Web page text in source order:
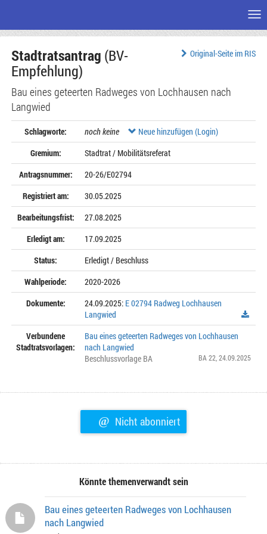
Seiteninhalt
Original-Seite im RIS
Stadtratsantrag (BV-
Empfehlung)
Bau eines geteerten Radweges von Lochhausen nach
Langwied
Schlagworte: noch keine
Neue hinzufügen (Login)
Gremium:
Stadtrat / Mobilitätsreferat
Antragsnummer:
20-26/E02794
Registriert am:
30.05.2025
Bearbeitungsfrist:
27.08.2025
Erledigt am:
17.09.2025
Status:
Erledigt / Beschluss
Wahlperiode:
2020-2026
Dokumente:
24.09.2025: E 02794 Radweg Lochhausen
Langwied
Verbundene
Stadtratsvorlagen:
Bau eines geteerten Radweges von Lochhausen
nach Langwied
Beschlussvorlage BA
BA 22 , 24.09.2025
@ Nicht abonniert
Könnte themenverwandt sein
Bau eines geteerten Radweges von Lochhausen
nach Langwied